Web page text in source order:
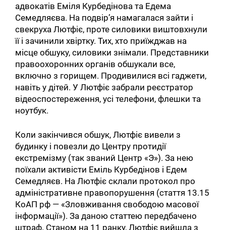
адвокатів Еміля Курбедінова та Едема
Семедляєва. На подвір’я намагалася зайти і
свекруха Лютфіє, проте силовики виштовхнули
її і зачинили хвіртку. Тих, хто приїжджав на
місце обшуку, силовики знімали. Представники
правоохоронних органів обшукали все,
включно з горищем. Продивилися всі гаджети,
навіть у дітей. У Лютфіє забрали реєстратор
відеоспостереження, усі телефони, флешки та
ноутбук.
Коли закінчився обшук, Лютфіє вивели з
будинку і повезли до Центру протидії
екстремізму (так званий Центр «Э»). За нею
поїхали активісти Еміль Курбедінов і Едем
Семедляєв. На Лютфіє склали протокол про
адміністративне правопорушення (стаття 13.15
КоАП рф — «Зловживання свободою масової
інформації»). За даною статтею передбачено
штраф. Станом на 11 ранку, Лютфіє вийшла з